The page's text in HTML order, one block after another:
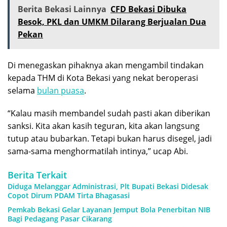
Berita Bekasi Lainnya CFD Bekasi Dibuka
Besok, PKL dan UMKM Dilarang Berjualan Dua
Pekan
Di menegaskan pihaknya akan mengambil tindakan
kepada THM di Kota Bekasi yang nekat beroperasi
selama bulan puasa.
“Kalau masih membandel sudah pasti akan diberikan
sanksi. Kita akan kasih teguran, kita akan langsung
tutup atau bubarkan. Tetapi bukan harus disegel, jadi
sama-sama menghormatilah intinya,” ucap Abi.
Berita Terkait
Diduga Melanggar Administrasi, Plt Bupati Bekasi Didesak
Copot Dirum PDAM Tirta Bhagasasi
Pemkab Bekasi Gelar Layanan Jemput Bola Penerbitan NIB
Bagi Pedagang Pasar Cikarang